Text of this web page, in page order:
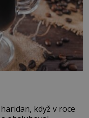
když v roce